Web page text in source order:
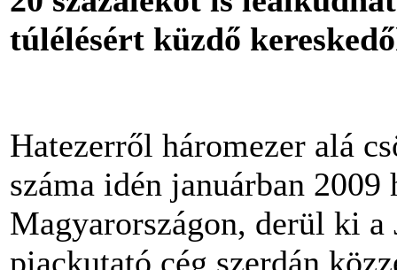
túlélésért küzdő
Hatezerről háromezer alá
száma idén januárban
Magyarországon, derül ki
piackutató cég szerdán